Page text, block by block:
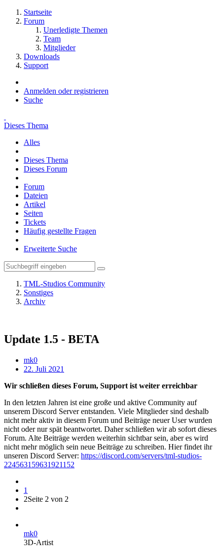
Startseite
Forum
Unerledigte Themen
Team
Mitglieder
Downloads
Support
Anmelden oder registrieren
Suche
Dieses Thema
Alles
Dieses Thema
Dieses Forum
Forum
Dateien
Artikel
Seiten
Tickets
Häufig gestellte Fragen
Erweiterte Suche
TML-Studios Community
Sonstiges
Archiv
Update 1.5 - BETA
mk0
22. Juli 2021
Wir schließen dieses Forum, Support ist weiter erreichbar
In den letzten Jahren ist eine große und aktive Community auf
unserem Discord Server entstanden. Viele Mitglieder sind deshalb
nicht mehr aktiv in diesem Forum und Beiträge neuer User wurden
nicht oder nur spät beantwortet. Daher schließen wir ab sofort dieses
Forum. Alte Beiträge werden weiterhin sichtbar sein, aber es wird
nicht mehr möglich sein neue Beiträge zu schreiben. Hier findet ihr
unseren Discord Server: https://discord.com/servers/tml-studios-
224563159631921152
1
2Seite 2 von 2
mk0
3D-Artist